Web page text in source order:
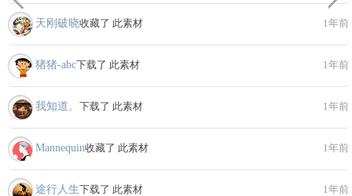
天刚破晓收藏了 此素材 1年前
猪猪-abc下载了 此素材 1年前
我知道。 下载了 此素材 1年前
Mannequin收藏了 此素材 1年前
途行人生下载了 此素材 1年前